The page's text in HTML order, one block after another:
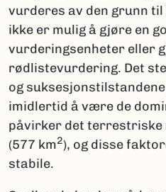
vurderes av den grunn
ikke er mulig å gjøre en
vurderingsenheter eller
rødlistevurdering. Det
og
imidlertid å være de
påvirker det terrestriske
(577 km2), og disse
stabile.